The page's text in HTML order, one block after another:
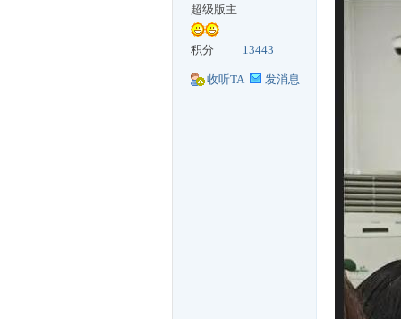
超级版主
积分 13443
收听TA 发消息